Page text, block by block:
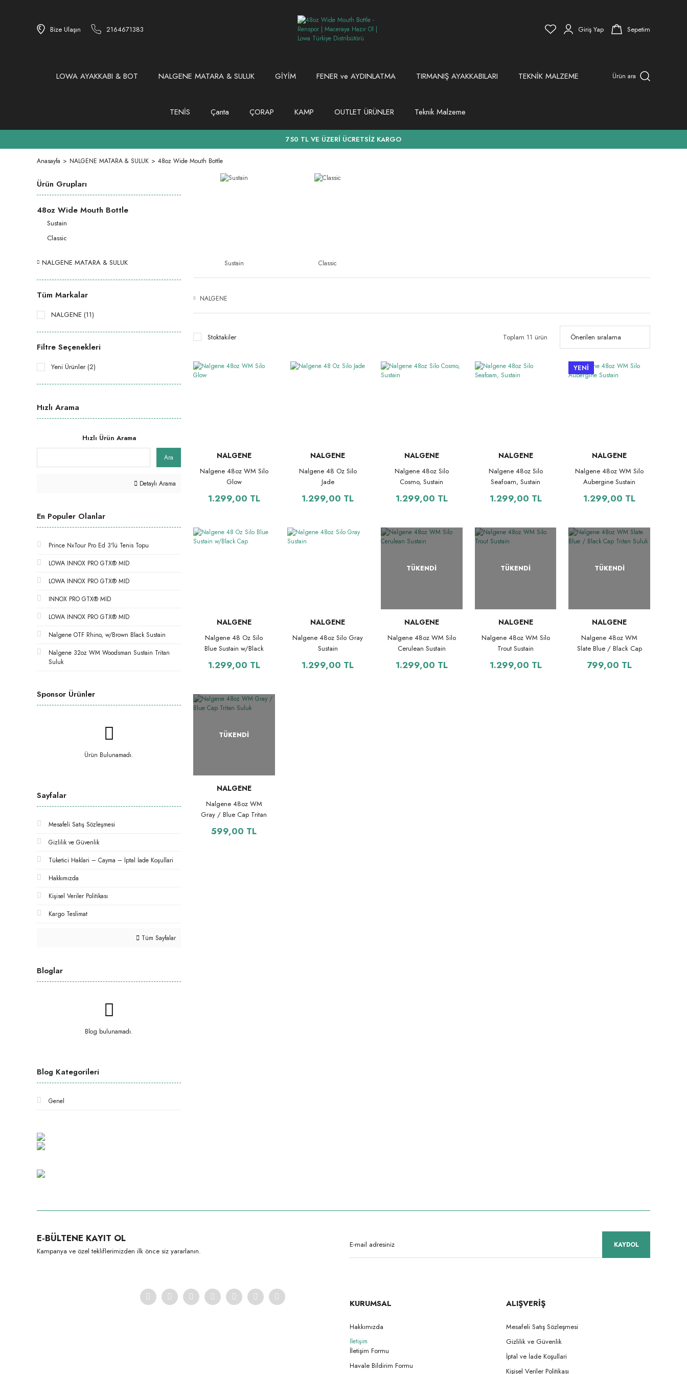
Bize Ulaşın 2164671383 Giriş Yap Sepetim
LOWA AYAKKABI & BOT NALGENE MATARA & SULUK GİYİM FENER ve AYDINLATMA TIRMANIŞ AYAKKABILARI TEKNİK MALZEME
TENİS Çanta ÇORAP KAMP OUTLET ÜRÜNLER Teknik Malzeme
Ürün ara
750 TL VE ÜZERİ ÜCRETSİZ KARGO
Anasayfa NALGENE MATARA & SULUK 48oz Wide Mouth Bottle
Ürün Grupları
48oz Wide Mouth Bottle
Sustain
Classic
NALGENE MATARA & SULUK
Tüm Markalar
NALGENE (11)
Filtre Seçenekleri
Yeni Ürünler (2)
Hızlı Arama
Hızlı Ürün Arama
Ara
Detaylı Arama
En Populer Olanlar
Prince NxTour Pro Ed 3'lü Tenis Topu
LOWA INNOX PRO GTX® MID
LOWA INNOX PRO GTX® MID
INNOX PRO GTX® MID
LOWA INNOX PRO GTX® MID
Nalgene OTF Rhino, w/Brown Black Sustain
Nalgene 32oz WM Woodsman Sustain Tritan
Suluk
Sponsor Ürünler
Ürün Bulunamadı.
Sayfalar
Mesafeli Satış Sözleşmesi
Gizlilik ve Güvenlik
Tüketici Haklari – Cayma – İptal İade Koşullari
Hakkımızda
Kişisel Veriler Politikası
Kargo Teslimat
Tüm Sayfalar
Bloglar
Blog bulunamadı.
Blog Kategorileri
Genel
Sustain Classic
NALGENE
Stoktakiler Toplam 11 ürün
NALGENE
Nalgene 48oz WM Silo
Glow
1.299,00 TL
NALGENE
Nalgene 48 Oz Silo
Jade
1.299,00 TL
NALGENE
Nalgene 48oz Silo
Cosmo, Sustain
1.299,00 TL
NALGENE
Nalgene 48oz Silo
Seafoam, Sustain
1.299,00 TL
YENİ
NALGENE
Nalgene 48oz WM Silo
Aubergine Sustain
1.299,00 TL
NALGENE
Nalgene 48 Oz Silo
Blue Sustain w/Black
1.299,00 TL
NALGENE
Nalgene 48oz Silo Gray
Sustain
1.299,00 TL
TÜKENDİ
NALGENE
Nalgene 48oz WM Silo
Cerulean Sustain
1.299,00 TL
TÜKENDİ
NALGENE
Nalgene 48oz WM Silo
Trout Sustain
1.299,00 TL
TÜKENDİ
NALGENE
Nalgene 48oz WM
Slate Blue / Black Cap
799,00 TL
TÜKENDİ
NALGENE
Nalgene 48oz WM
Gray / Blue Cap Tritan
599,00 TL
E-BÜLTENE KAYIT OL
Kampanya ve özel tekliflerimizden ilk önce siz yararlanın.
KAYDOL
KURUMSAL
Hakkımızda
İletişim
İletişim Formu
Havale Bildirim Formu
ALIŞVERİŞ
Mesafeli Satış Sözleşmesi
Gizlilik ve Güvenlik
İptal ve İade Koşullari
Kişisel Veriler Politikası